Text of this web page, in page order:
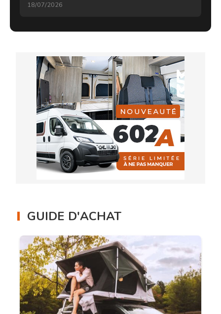
18/07/2026
GUIDE D'ACHAT